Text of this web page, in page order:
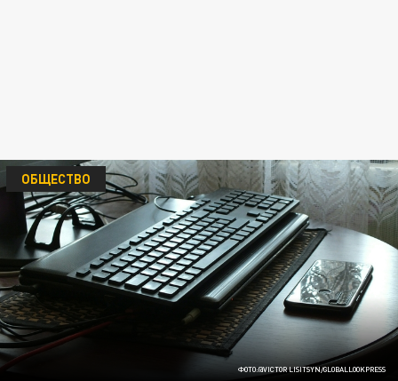
ФОТО:@VICTOR LISITSYN/GLOBALLOOKPRESS
ОБЩЕСТВО